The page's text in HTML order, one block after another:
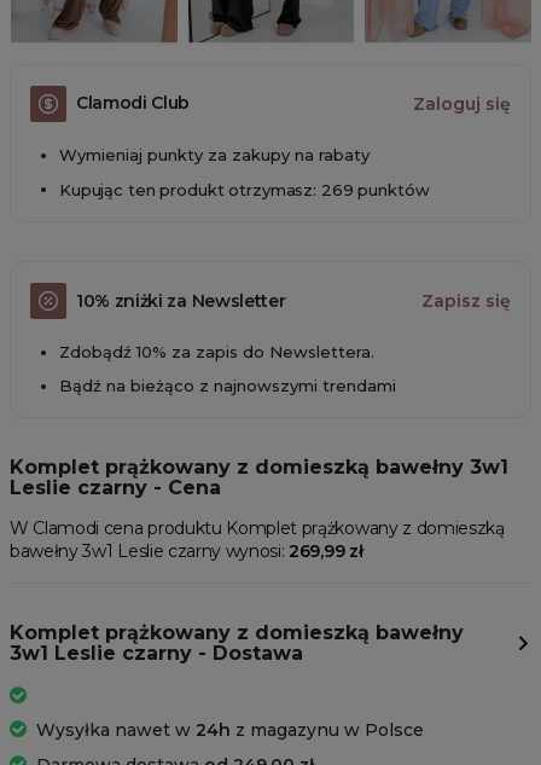
Clamodi Club Zaloguj się
Wymieniaj punkty za zakupy na rabaty
Kupując ten produkt otrzymasz: 269 punktów
10% zniżki za Newsletter Zapisz się
Zdobądź 10% za zapis do Newslettera.
Bądź na bieżąco z najnowszymi trendami
Komplet prążkowany z domieszką bawełny 3w1
Leslie czarny - Cena
W Clamodi cena produktu Komplet prążkowany z domieszką
bawełny 3w1 Leslie czarny wynosi: 269,99 zł
Komplet prążkowany z domieszką bawełny
3w1 Leslie czarny - Dostawa
Wysyłka nawet w 24h z magazynu w Polsce